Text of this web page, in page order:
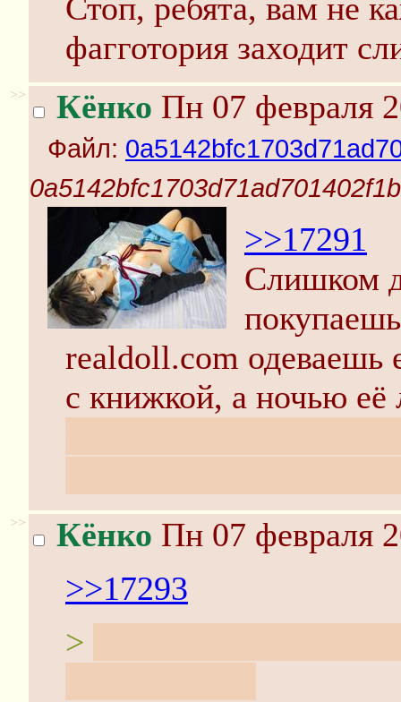
Стоп, ребята, вам не
фагготория заходит
>> Кёнко Пн 07 февраля
Файл:
>>17291
Слишком
realdoll.com одеваешь
с книжкой, а ночью
>> Кёнко Пн 07 февраля
>>17293
>